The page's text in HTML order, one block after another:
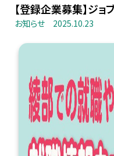
【登録企業募集】ジョ
お知らせ 2025.10.23